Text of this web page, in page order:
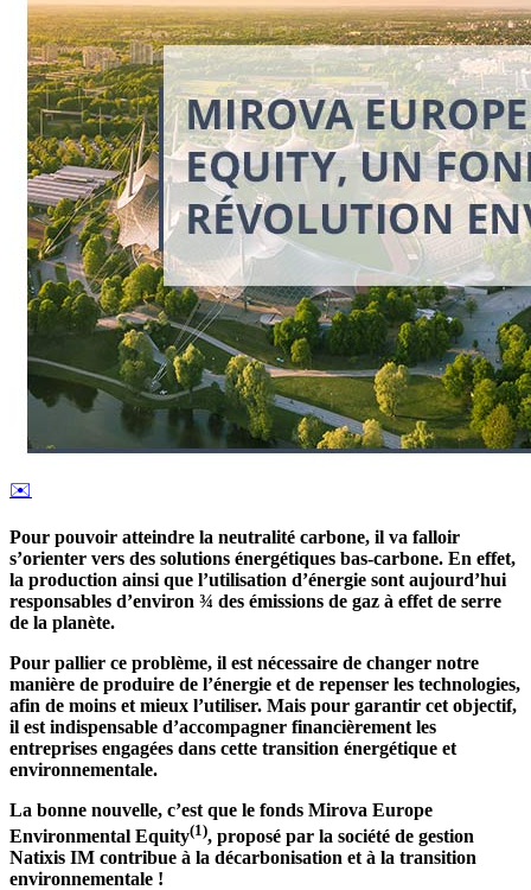
✉️
Pour pouvoir atteindre la neutralité carbone, il va falloir
s’orienter vers des solutions énergétiques bas-carbone. En effet,
la production ainsi que l’utilisation d’énergie sont aujourd’hui
responsables d’environ ¾ des émissions de gaz à effet de serre
de la planète.
Pour pallier ce problème, il est nécessaire de changer notre
manière de produire de l’énergie et de repenser les technologies,
afin de moins et mieux l’utiliser. Mais pour garantir cet objectif,
il est indispensable d’accompagner financièrement les
entreprises engagées dans cette transition énergétique et
environnementale.
La bonne nouvelle, c’est que le fonds Mirova Europe
Environmental Equity(1), proposé par la société de gestion
Natixis IM contribue à la décarbonisation et à la transition
environnementale !